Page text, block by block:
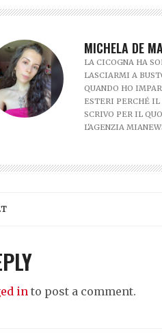
MICHELA DE
LA CICOGNA HA
LASCIARMI A
QUANDO HO
ESTERI PERCHÉ IL
SCRIVO PER IL
L'AGENZIA
in to post a comment.